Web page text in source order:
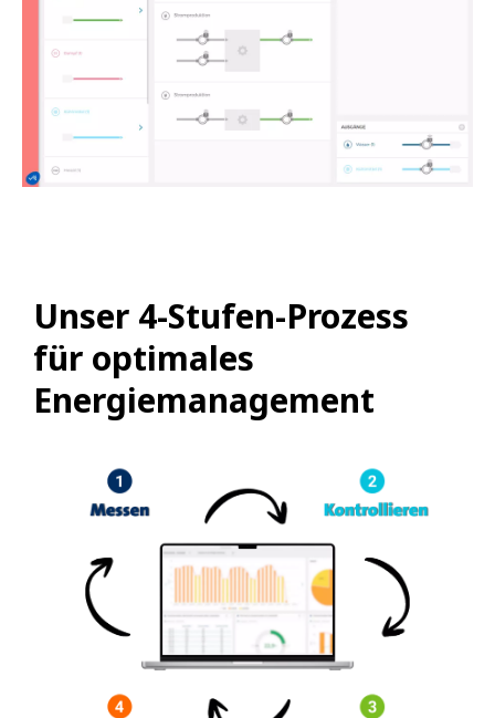
Unser 4-Stufen-Prozess
für optimales
Energiemanagement